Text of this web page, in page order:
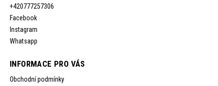
+420777257306
Facebook
Instagram
Whatsapp
INFORMACE PRO VÁS
Obchodní podmínky